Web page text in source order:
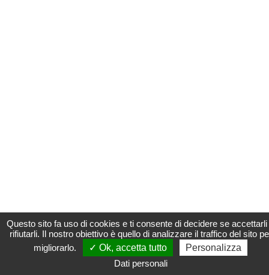
Questo sito fa uso di cookies e ti consente di decidere se accettarli
rifiutarli. Il nostro obiettivo è quello di analizzare il traffico del sito
migliorarlo.
✓ Ok, accetta tutto
Personalizza
Dati personali